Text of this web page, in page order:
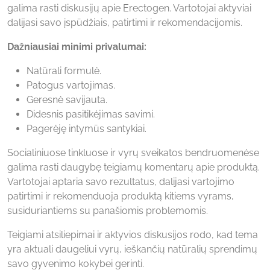
galima rasti diskusijų apie Erectogen. Vartotojai aktyviai
dalijasi savo įspūdžiais, patirtimi ir rekomendacijomis.
Dažniausiai minimi privalumai:
Natūrali formulė.
Patogus vartojimas.
Geresnė savijauta.
Didesnis pasitikėjimas savimi.
Pagerėję intymūs santykiai.
Socialiniuose tinkluose ir vyrų sveikatos bendruomenėse
galima rasti daugybę teigiamų komentarų apie produktą.
Vartotojai aptaria savo rezultatus, dalijasi vartojimo
patirtimi ir rekomenduoja produktą kitiems vyrams,
susiduriantiems su panašiomis problemomis.
Teigiami atsiliepimai ir aktyvios diskusijos rodo, kad tema
yra aktuali daugeliui vyrų, ieškančių natūralių sprendimų
savo gyvenimo kokybei gerinti.